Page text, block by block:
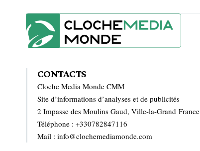
CONTACTS
Cloche Media Monde CMM
Site d’informations d’analyses et de publicités
2 Impasse des Moulins Gaud, Ville-la-Grand France
Téléphone : +330782847116
Mail : info@clochemediamonde.com